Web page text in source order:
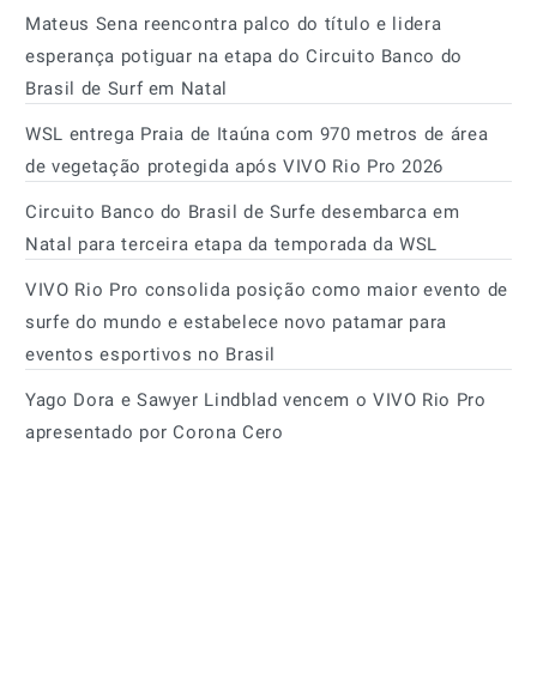
Mateus Sena reencontra palco do título e lidera
esperança potiguar na etapa do Circuito Banco do
Brasil de Surf em Natal
WSL entrega Praia de Itaúna com 970 metros de área
de vegetação protegida após VIVO Rio Pro 2026
Circuito Banco do Brasil de Surfe desembarca em
Natal para terceira etapa da temporada da WSL
VIVO Rio Pro consolida posição como maior evento de
surfe do mundo e estabelece novo patamar para
eventos esportivos no Brasil
Yago Dora e Sawyer Lindblad vencem o VIVO Rio Pro
apresentado por Corona Cero